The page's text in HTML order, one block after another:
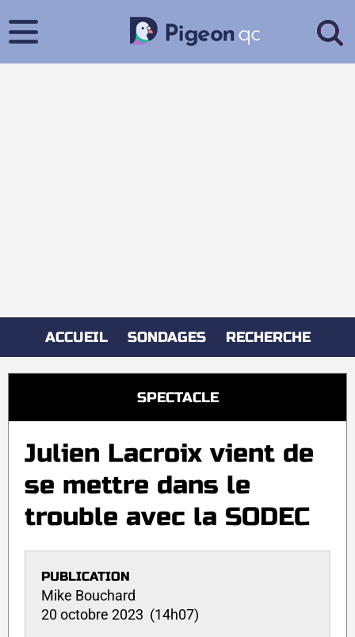
ACCUEIL SONDAGES RECHERCHE
SPECTACLE
Julien Lacroix vient de
se mettre dans le
trouble avec la SODEC
PUBLICATION
Mike Bouchard
20 octobre 2023 (14h07)